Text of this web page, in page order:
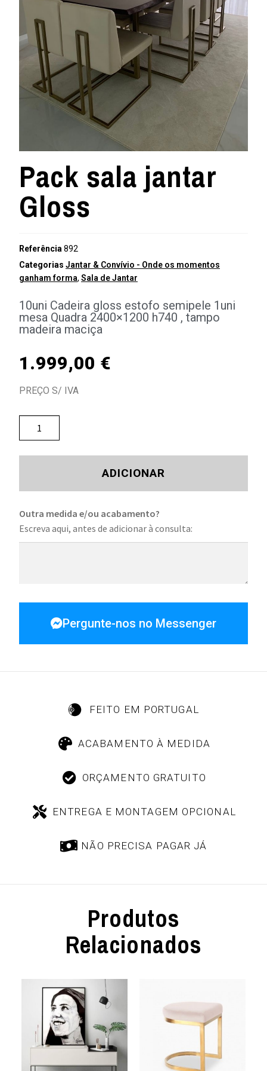
Pack sala jantar
Gloss
Referência 892
Categorias Jantar & Convívio - Onde os momentos
ganham forma, Sala de Jantar
10uni Cadeira gloss estofo semipele 1uni
mesa Quadra 2400×1200 h740 , tampo
madeira maciça
1.999,00 €
PREÇO S/ IVA
ADICIONAR
Outra medida e/ou acabamento?
Escreva aqui, antes de adicionar à consulta:
Pergunte-nos no Messenger
FEITO EM PORTUGAL
ACABAMENTO À MEDIDA
ORÇAMENTO GRATUITO
ENTREGA E MONTAGEM OPCIONAL
NÃO PRECISA PAGAR JÁ
Produtos
Relacionados